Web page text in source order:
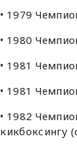
• 1979
• 1980
• 1981
• 1981
• 1982
кикбоксингу